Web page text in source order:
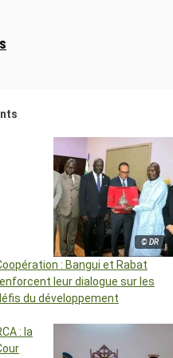
© DR
: Bangui et Rabat
leur dialogue sur les
du développement
: la